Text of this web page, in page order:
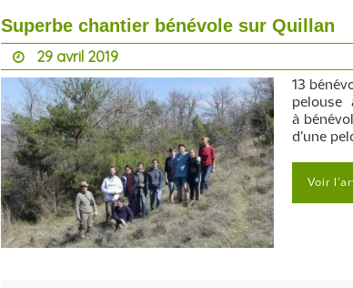
Superbe chantier bénévole sur Quillan
29 avril 2019
13
à
d’une
Voir